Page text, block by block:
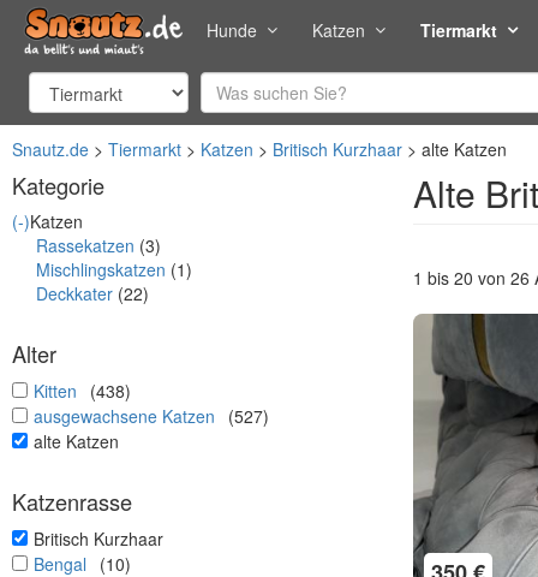
Hunde Katzen Tiermarkt
Snautz.de Tiermarkt Katzen Britisch Kurzhaar alte Katzen
Kategorie
(-)Katzen
Rassekatzen (3)
Mischlingskatzen (1)
Deckkater (22)
Alter
undefined
Kitten
(438)
undefined
ausgewachsene Katzen
(527)
undefined
alte Katzen
Katzenrasse
undefined
Britisch Kurzhaar
undefined
Bengal
(10)
Alte
1 bis 20 von 26